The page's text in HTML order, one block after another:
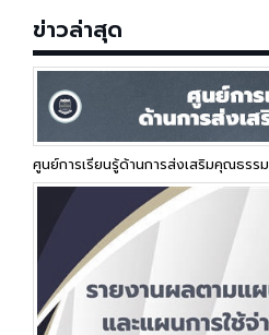
ข่าวล่าสุด
ศูนย์การเรียนรู้ด้านการส่งเสริมคุณธรรม